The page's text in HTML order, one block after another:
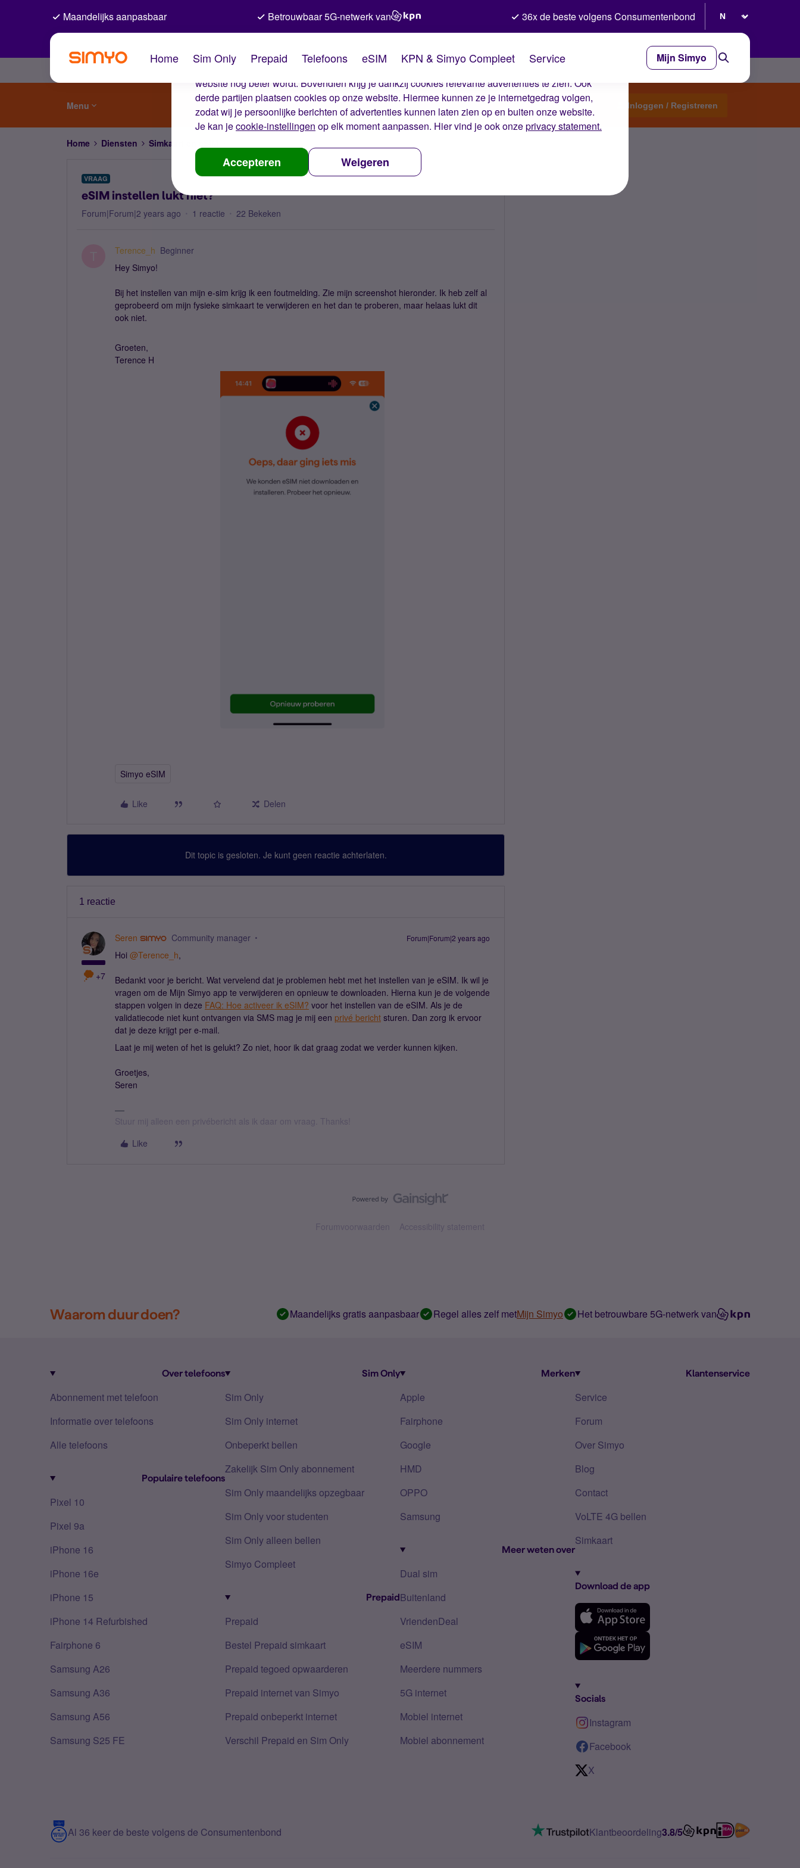
De cookies van Simyo
Wij gebruiken cookies op onze website. Met deze cookies zorgen wij ervoor dat je ervaring op de
website nog beter wordt. Bovendien krijg je dankzij cookies relevante advertenties te zien. Ook
derde partijen plaatsen cookies op onze website. Hiermee kunnen ze je internetgedrag volgen,
zodat wij je persoonlijke berichten of advertenties kunnen laten zien op en buiten onze website.
Je kan jecookie-instellingen op elk moment aanpassen. Hier vind je ook onzeprivacy statement.
Accepteren Weigeren
Maandelijks aanpasbaar Betrouwbaar 5G-netwerk van 36x de beste volgens Consumentenbond
Home Sim Only Prepaid Telefoons eSIM KPN & Simyo Compleet Service Mijn Simyo
Menu Start een topic Inloggen / Registreren
Home Diensten Simkaart en eSIM
VRAAG
eSIM instellen lukt niet?
Forum|Forum|2 years ago 1 reactie 22 Bekeken
Terence_h Beginner
Hey Simyo!
Bij het instellen van mijn e-sim krijg ik een foutmelding. Zie mijn screenshot hieronder. Ik heb zelf al
geprobeerd om mijn fysieke simkaart te verwijderen en het dan te proberen, maar helaas lukt dit
ook niet.
Groeten,
Terence H
Simyo eSIM
Like Delen
Dit topic is gesloten. Je kunt geen reactie achterlaten.
1 reactie
+7
Seren Community manager Forum|Forum|2 years ago
Hoi @Terence_h,
Bedankt voor je bericht. Wat vervelend dat je problemen hebt met het instellen van je eSIM. Ik wil je
vragen om de Mijn Simyo app te verwijderen en opnieuw te downloaden. Hierna kun je de volgende
stappen volgen in deze FAQ: Hoe activeer ik eSIM? voor het instellen van de eSIM. Als je de
validatiecode niet kunt ontvangen via SMS mag je mij een privé bericht sturen. Dan zorg ik ervoor
dat je deze krijgt per e-mail.
Laat je mij weten of het is gelukt? Zo niet, hoor ik dat graag zodat we verder kunnen kijken.
Groetjes,
Seren
Stuur mij alleen een privébericht als ik daar om vraag. Thanks!
Like
Forumvoorwaarden Accessibility statement
Waarom duur doen? Maandelijks gratis aanpasbaar Regel alles zelf metMijn Simyo Het betrouwbare 5G-netwerk van
Over telefoons
Abonnement met telefoon
Informatie over telefoons
Alle telefoons
Populaire telefoons
Pixel 10
Pixel 9a
iPhone 16
iPhone 16e
iPhone 15
iPhone 14 Refurbished
Fairphone 6
Samsung A26
Samsung A36
Samsung A56
Samsung S25 FE
Sim Only
Sim Only
Sim Only internet
Onbeperkt bellen
Zakelijk Sim Only abonnement
Sim Only maandelijks opzegbaar
Sim Only voor studenten
Sim Only alleen bellen
Simyo Compleet
Prepaid
Prepaid
Bestel Prepaid simkaart
Prepaid tegoed opwaarderen
Prepaid internet van Simyo
Prepaid onbeperkt internet
Verschil Prepaid en Sim Only
Merken
Apple
Fairphone
Google
HMD
OPPO
Samsung
Meer weten over
Dual sim
Buitenland
VriendenDeal
eSIM
Meerdere nummers
5G internet
Mobiel internet
Mobiel abonnement
Klantenservice
Service
Forum
Over Simyo
Blog
Contact
VoLTE 4G bellen
Simkaart
Download de app
Socials
Instagram
Facebook
X
Al 36 keer de beste volgens de Consumentenbond Klantbeoordeling3.8/5